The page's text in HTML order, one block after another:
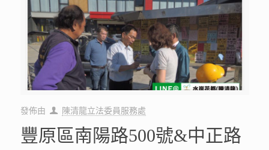
發佈由 陳清龍立法委員服務處
豐原區南陽路500號&中正路